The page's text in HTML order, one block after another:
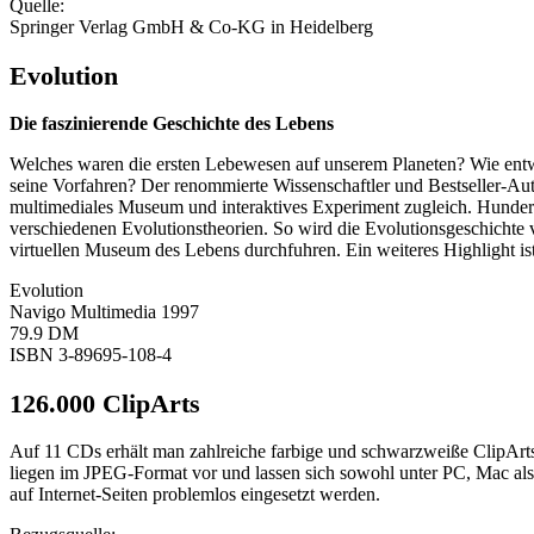
Quelle:
Springer Verlag GmbH & Co-KG in Heidelberg
Evolution
Die faszinierende Geschichte des Lebens
Welches waren die ersten Lebewesen auf unserem Planeten? Wie
seine Vorfahren? Der renommierte Wissenschaftler und Bestseller-
multimediales Museum und interaktives Experiment zugleich.
verschiedenen Evolutionstheorien. So wird die
virtuellen Museum des Lebens durchfuhren. Ein weiteres Highlight
Evolution
Navigo Multimedia 1997
79.9 DM
ISBN 3-89695-108-4
126.000 ClipArts
Auf 11 CDs erhält man zahlreiche farbige und schwarzweiße
liegen im JPEG-Format vor und lassen sich sowohl unter PC, Mac
auf Internet-Seiten problemlos eingesetzt werden.